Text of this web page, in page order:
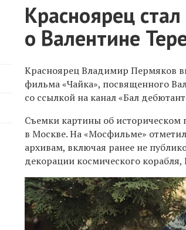
Красноярец
о Валентине
Красноярец Владимир Пермяков
фильма «Чайка», посвященного
со ссылкой на канал «Бал
Съемки картины об
в Москве. На «Мосфильме»
архивам, включая ранее не
декорации космического